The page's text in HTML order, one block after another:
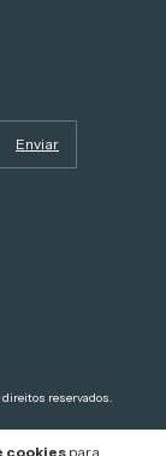
cookiespara
direitos reservados.